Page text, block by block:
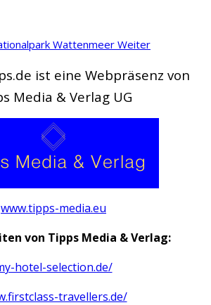
Wattenmeer Weiter
ist eine Webpräsenz von
Media & Verlag UG
www.tipps-media.eu
von Tipps Media & Verlag:
hotel-selection.de/
travellers.de/